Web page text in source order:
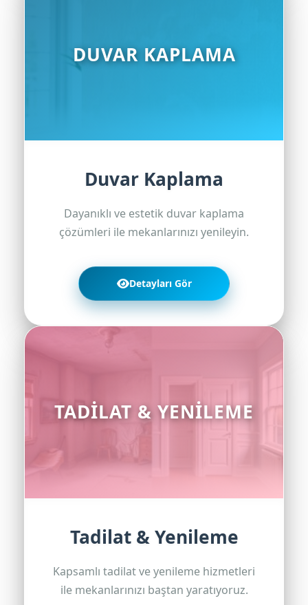
DUVAR KAPLAMA
Duvar Kaplama
Dayanıklı ve estetik duvar kaplama
çözümleri ile mekanlarınızı yenileyin.
Detayları Gör
TADILAT & YENILEME
Tadilat & Yenileme
Kapsamlı tadilat ve yenileme hizmetleri
ile mekanlarınızı baştan yaratıyoruz.